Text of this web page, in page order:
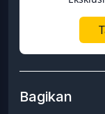
Bagikan